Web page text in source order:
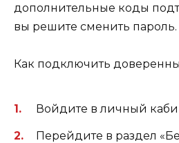
дополнительные коды
вы решите сменить пароль.
Как подключить
Войдите в личный
Перейдите в раздел